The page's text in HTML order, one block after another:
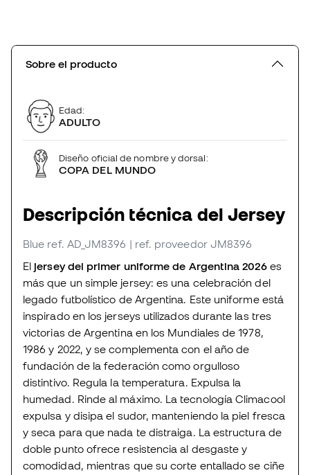
Sobre el producto
Edad:
ADULTO
Diseño oficial de nombre y dorsal:
COPA DEL MUNDO
Descripción técnica del Jersey
Blue ref. AD_JM8396 | ref. proveedor JM8396
Eljersey del primer uniforme de Argentina 2026es
más que un simple jersey: es una celebración del
legado futbolístico de Argentina. Este uniforme está
inspirado en los jerseys utilizados durante las tres
victorias de Argentina en los Mundiales de 1978,
1986 y 2022, y se complementa con el año de
fundación de la federación como orgulloso
distintivo. Regula la temperatura. Expulsa la
humedad. Rinde al máximo. La tecnología Climacool
expulsa y disipa el sudor, manteniendo la piel fresca
y seca para que nada te distraiga. La estructura de
doble punto ofrece resistencia al desgaste y
comodidad, mientras que su corte entallado se ciñe